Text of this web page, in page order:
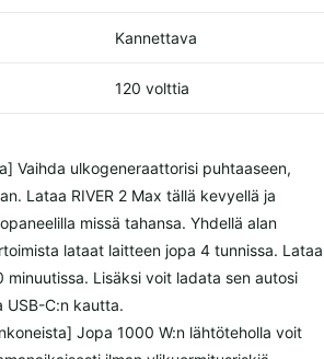
Kannettava
120 volttia
Vaihda ulkogeneraattorisi puhtaaseen,
Lataa RIVER 2 Max tällä kevyellä ja
missä tahansa. Yhdellä alan
lataat laitteen jopa 4 tunnissa. Lataa
minuutissa. Lisäksi voit ladata sen autosi
USB-C:n kautta.
Jopa 1000 W:n lähtöteholla voit